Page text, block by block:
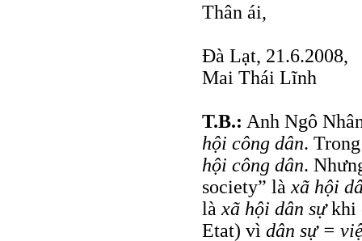
Thân ái,
Đà Lạt, 21.6.2008,
Mai Thái Lĩnh
T.B.: Anh Ngô
hội công dân.
hội công dân.
society” là xã hội
là xã hội dân sựkhi
Etat) vì dân sự =